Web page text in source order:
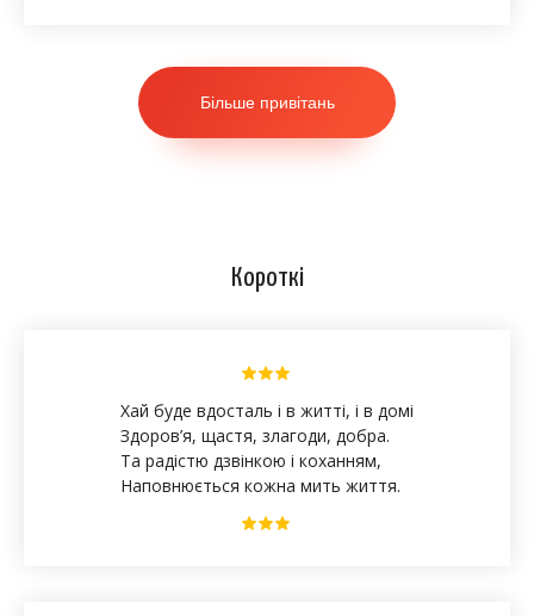
Більше привітань
Короткі
Хай буде вдосталь і в житті, і в домі
Здоров’я, щастя, злагоди, добра.
Та радістю дзвінкою і коханням,
Наповнюється кожна мить життя.